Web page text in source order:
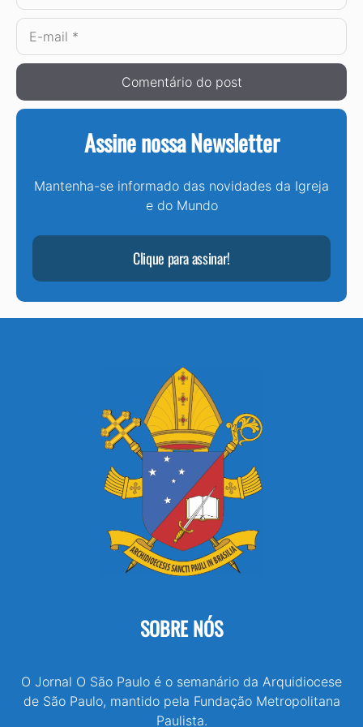
E-
mail
Assine nossa Newsletter
Mantenha-se informado das novidades da Igreja
e do Mundo
Clique para assinar!
SOBRE NÓS
O Jornal O São Paulo é o semanário da Arquidiocese
de São Paulo, mantido pela Fundação Metropolitana
Paulista.